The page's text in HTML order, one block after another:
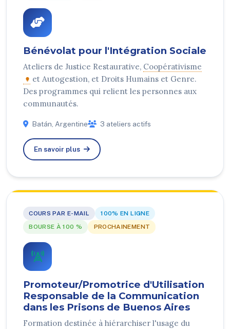
Bénévolat pour l'Intégration Sociale
Ateliers de Justice Restaurative, Coopérativisme
et Autogestion, et Droits Humains et Genre.
Des programmes qui relient les personnes aux
communautés.
Batán, Argentine 3 ateliers actifs
En savoir plus
COURS PAR E-MAIL
100% EN LIGNE
BOURSE À 100 %
PROCHAINEMENT
Promoteur/Promotrice d'Utilisation
Responsable de la Communication
dans les Prisons de Buenos Aires
Formation destinée à hiérarchiser l'usage du